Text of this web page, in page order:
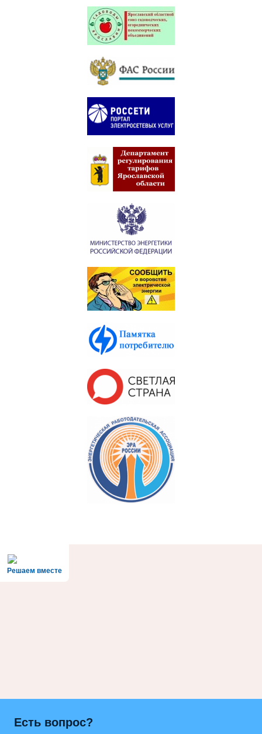
Решаем вместе
Есть вопрос?